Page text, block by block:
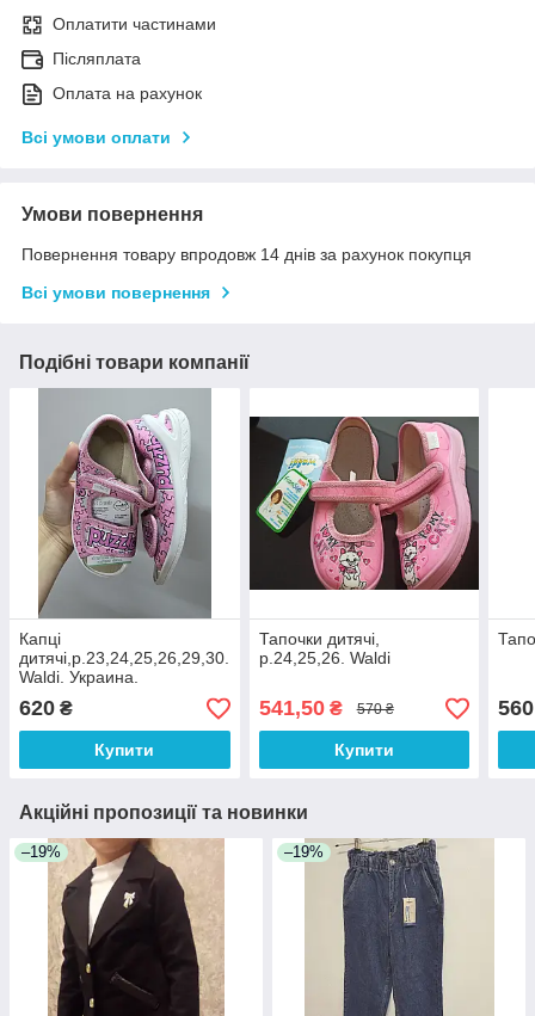
Оплатити частинами
Післяплата
Оплата на рахунок
Всі умови оплати
Умови повернення
Повернення товару впродовж 14 днів за рахунок покупця
Всі умови повернення
Подібні товари компанії
Капці
дитячі,р.23,24,25,26,29,30.
Waldi. Украина.
620 ₴
Купити
Тапочки дитячі,
р.24,25,26. Waldi
541,50₴ 570 ₴
Купити
560
Акційні пропозиції та новинки
–19% –19%